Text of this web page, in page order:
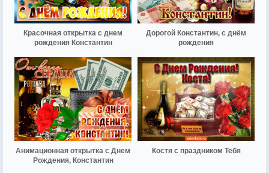
Красочная открытка с днем
рождения Константин
Дорогой Константин, с днём
рождения
Анимационная открытка с Днем
Рождения, Константин
Костя с праздником Тебя